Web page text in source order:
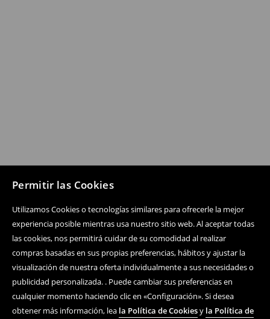
Permitir las Cookies
Utilizamos Cookies o tecnologías similares para ofrecerle la mejor
experiencia posible mientras usa nuestro sitio web. Al aceptar todas
las cookies, nos permitirá cuidar de su comodidad al realizar
compras basadas en sus propias preferencias, hábitos y ajustar la
visualización de nuestra oferta individualmente a sus necesidades o
publicidad personalizada. . Puede cambiar sus preferencias en
cualquier momento haciendo clic en «Configuración». Si desea
obtener más información, lea la Política de Cookiesy la Política de